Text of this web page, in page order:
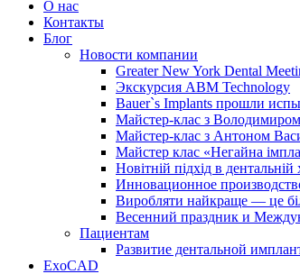
О нас
Контакты
Блог
Новости компании
Greater New York Dental
Экскурсия ABM Technology
Bauer`s Implants прошли
Майстер-клас з
Майстер-клас з Антоном
Майстер клас «Негайна
Новітній підхід в дентальній
Инновационное
Виробляти найкраще — це
Весенний праздник и
Пациентам
Развитие дентальной
ExoCAD